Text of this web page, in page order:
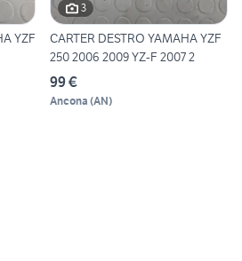
YZF
3
CARTER DESTRO YAMAHA YZF
250 2006 2009 YZ-F 2007 2
99 €
Ancona (AN)